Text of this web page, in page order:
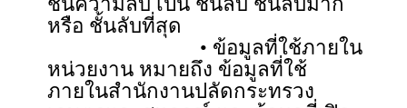
หรือ ชั้นลับที่สุด
• ข้อมูลที่ใช้ภายใน
หน่วยงาน หมายถึง ข้อมูลที่ใช้
ภายในสำนักงานปลัดกระทรวง